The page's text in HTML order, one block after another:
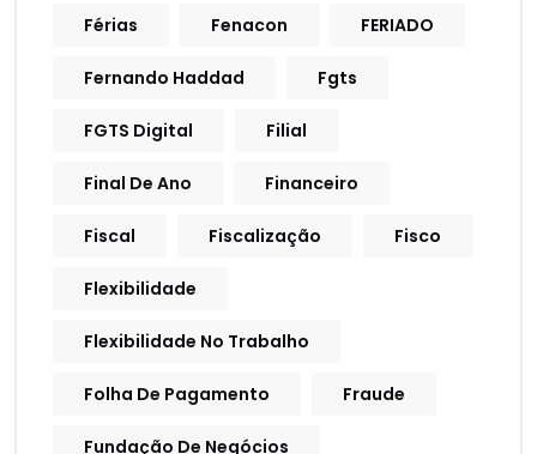
Férias Fenacon FERIADO
Fernando Haddad Fgts
FGTS Digital Filial
Final De Ano Financeiro
Fiscal Fiscalização Fisco
Flexibilidade
Flexibilidade No Trabalho
Folha De Pagamento Fraude
Fundação De Negócios